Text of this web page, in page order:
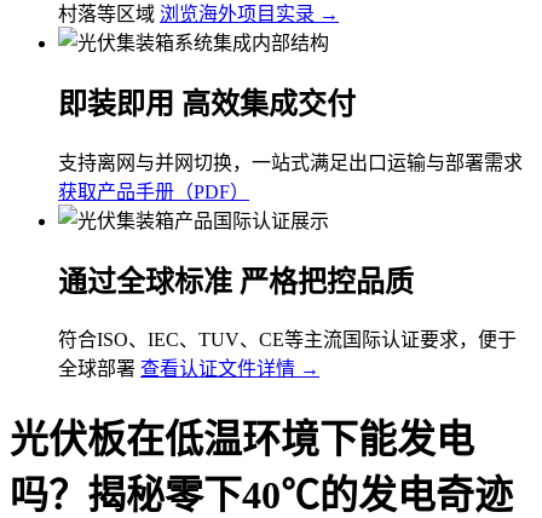
村落等区域 浏览海外项目实录 →
即装即用 高效集成交付
支持离网与并网切换，一站式满足出口运输与部署需求
获取产品手册（PDF）
通过全球标准 严格把控品质
符合ISO、IEC、TUV、CE等主流国际认证要求，便于
全球部署 查看认证文件详情 →
光伏板在低温环境下能发电
吗？揭秘零下40℃的发电奇迹